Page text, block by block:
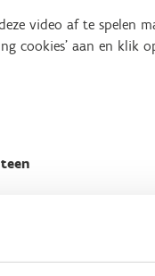
video af te spelen
cookies' aan en klik
video af te spelen